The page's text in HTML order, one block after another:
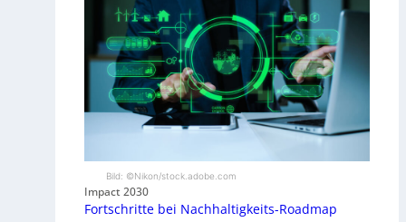
Bild: ©Nikon/stock.adobe.com
Impact 2030
Fortschritte bei Nachhaltigkeits-Roadmap